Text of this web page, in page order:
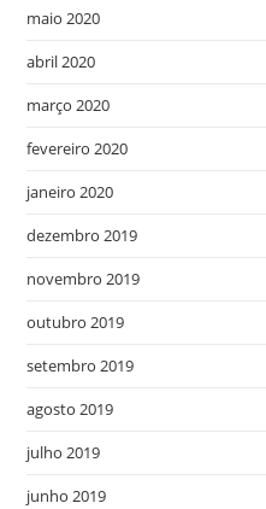
maio 2020
abril 2020
março 2020
fevereiro 2020
janeiro 2020
dezembro 2019
novembro 2019
outubro 2019
setembro 2019
agosto 2019
julho 2019
junho 2019